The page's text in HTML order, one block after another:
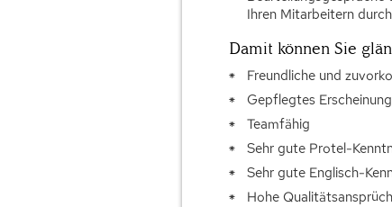
Ihren Mitarbeitern durch
Damit können Sie
Freundliche und
Gepflegtes
Teamfähig
Sehr gute Protel-
Sehr gute Englisch-
Hohe